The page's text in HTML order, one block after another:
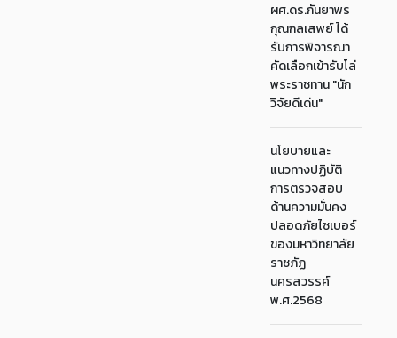
ผศ.ดร.กันยาพร
กุณฑลเสพย์ ได้
รับการพิจารณา
คัดเลือกเข้ารับโล่
พระราชทาน "นัก
วิจัยดีเด่น"
นโยบายและ
แนวทางปฏิบัติ
การตรวจสอบ
ด้านความมั่นคง
ปลอดภัยไซเบอร์
ของมหาวิทยาลัย
ราชภัฏ
นครสวรรค์
พ.ศ.2568